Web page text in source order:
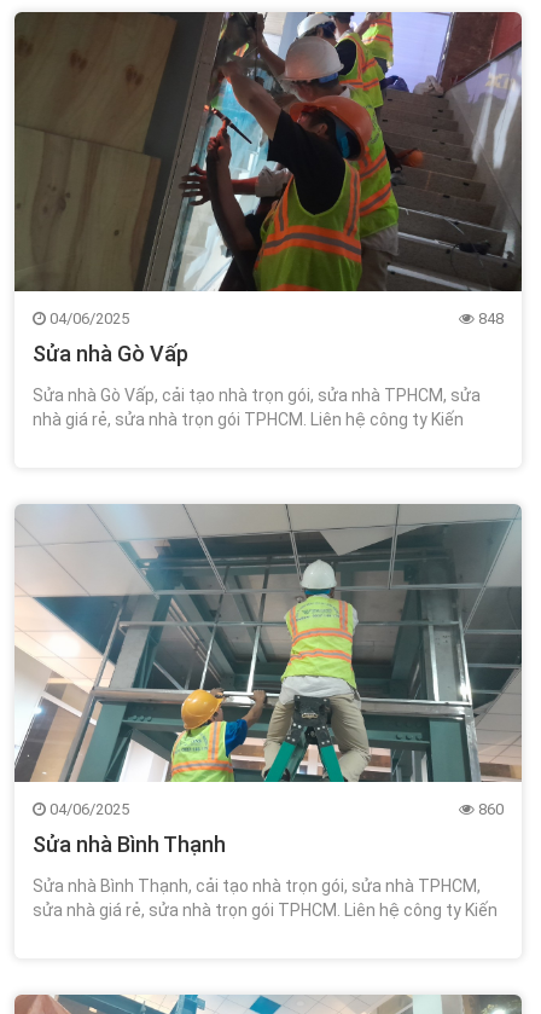
04/06/2025 848
Sửa nhà Gò Vấp
Sửa nhà Gò Vấp, cải tạo nhà trọn gói, sửa nhà TPHCM, sửa
nhà giá rẻ, sửa nhà trọn gói TPHCM. Liên hệ công ty Kiến
04/06/2025 860
Sửa nhà Bình Thạnh
Sửa nhà Bình Thạnh, cải tạo nhà trọn gói, sửa nhà TPHCM,
sửa nhà giá rẻ, sửa nhà trọn gói TPHCM. Liên hệ công ty Kiến